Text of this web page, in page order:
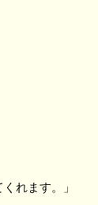
れます。」